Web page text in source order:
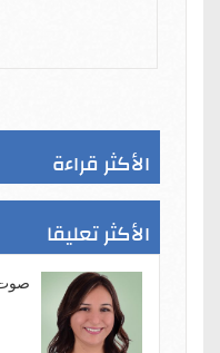
الأكثر قراءة
الأكثر تعليقا